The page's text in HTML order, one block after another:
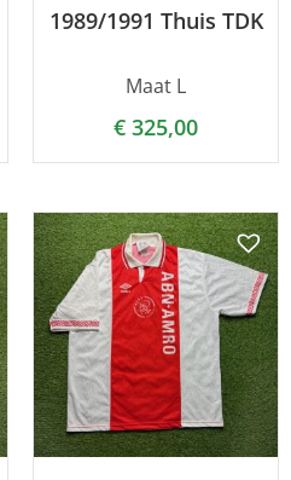
1989/1991 Thuis TDK
Maat L
€ 325,00